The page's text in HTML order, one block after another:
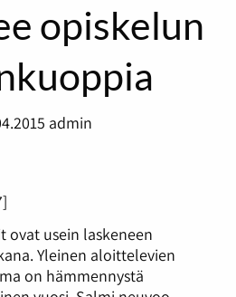
opiskelun
admin
ovat usein laskeneen
Yleinen aloittelevien
on hämmennystä